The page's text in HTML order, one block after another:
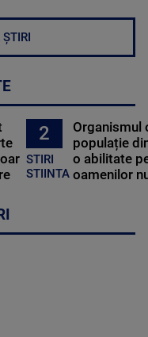
2
STIRI
STIINTA
Organismul
populație
o abilitate
oamenilor